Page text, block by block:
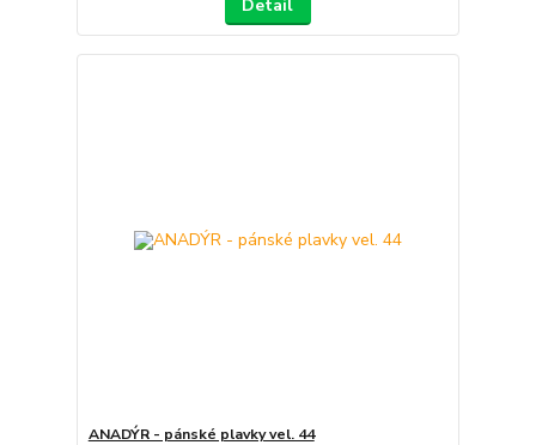
Detail
ANADÝR - pánské plavky vel. 44